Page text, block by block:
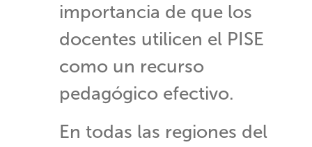
importancia de que los
docentes utilicen el PISE
como un recurso
pedagógico efectivo.
En todas las regiones del